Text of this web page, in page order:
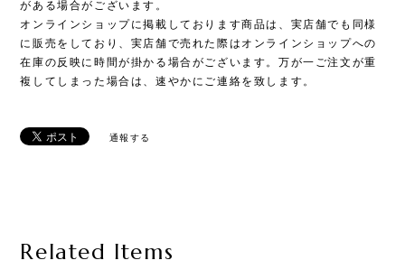
がある場合がございます。
オンラインショップに掲載しております商品は、実店舗でも同様
に販売をしており、実店舗で売れた際はオンラインショップへの
在庫の反映に時間が掛かる場合がございます。万が一ご注文が重
複してしまった場合は、速やかにご連絡を致します。
通報する
Related Items